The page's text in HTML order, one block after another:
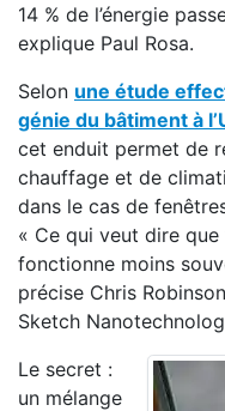
14 % de l’énergie
explique Paul Rosa.
Selon une étude
génie du bâtiment à
cet enduit permet de
chauffage et de
dans le cas de
« Ce qui veut dire
fonctionne moins
précise Chris
Sketch
Le secret :
un mélange